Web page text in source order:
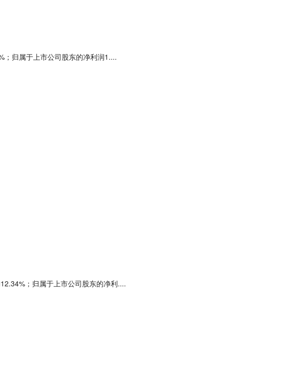
归属于上市公司股东的净利润1....
；归属于上市公司股东的净利....